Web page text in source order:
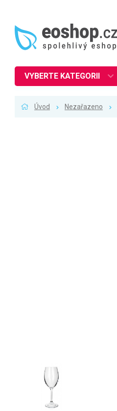
VYBERTE KATEGORII
Sport, outdoor
Všechny kategorie
Úvod Nezařazeno